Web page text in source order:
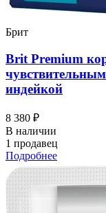
Брит
Brit Premium
индейкой
8 380 ₽
В наличии
1 продавец
Подробнее